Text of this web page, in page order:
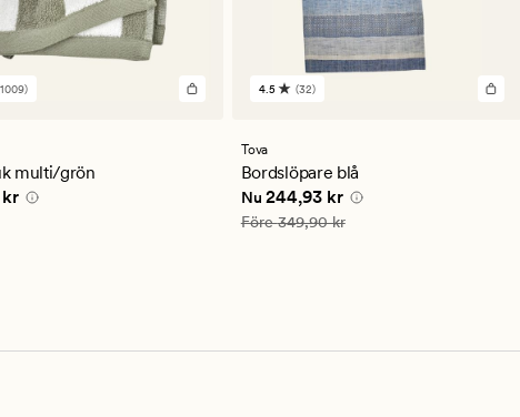
multi/grön
kr
32
ett
genomsnittligt
betyg
på
4.5
4.5 (32)
Tova
Bordslöpare blå
Nuvarande pris
Nu 244,93 kr
Ordinarie pris 349,90 kr
Före349,90 kr